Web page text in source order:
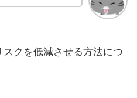
クを低減させる方法につ